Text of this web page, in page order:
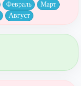
Февраль
Март
Август